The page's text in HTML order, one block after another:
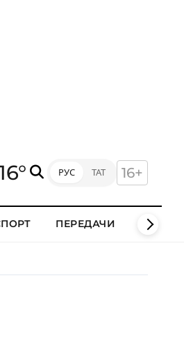
РУС ТАТ 16+
ПЕРЕДАЧИ КЛИПЫ